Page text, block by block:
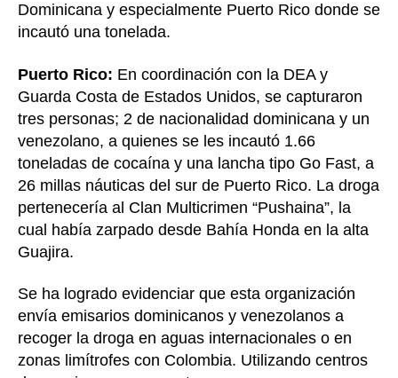
Dominicana y especialmente Puerto Rico donde se
incautó una tonelada.
Puerto Rico: En coordinación con la DEA y
Guarda Costa de Estados Unidos, se capturaron
tres personas; 2 de nacionalidad dominicana y un
venezolano, a quienes se les incautó 1.66
toneladas de cocaína y una lancha tipo Go Fast, a
26 millas náuticas del sur de Puerto Rico. La droga
pertenecería al Clan Multicrimen “Pushaina”, la
cual había zarpado desde Bahía Honda en la alta
Guajira.
Se ha logrado evidenciar que esta organización
envía emisarios dominicanos y venezolanos a
recoger la droga en aguas internacionales o en
zonas limítrofes con Colombia. Utilizando centros